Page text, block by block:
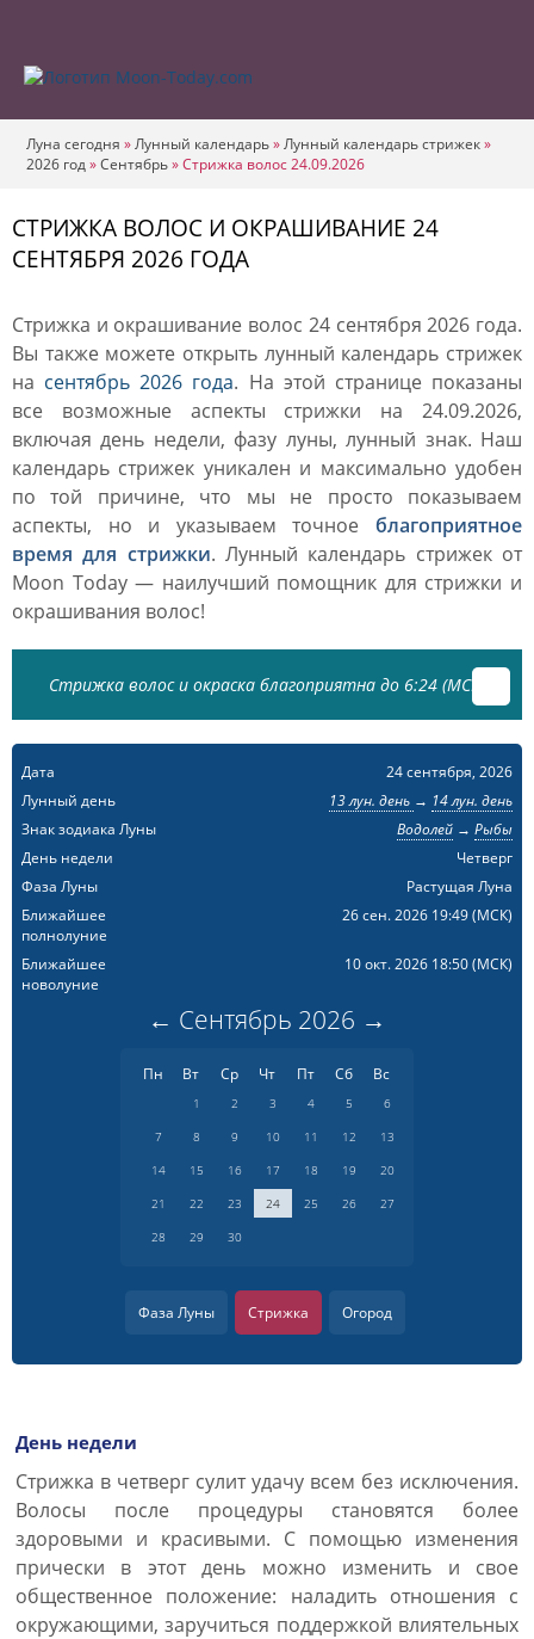
Луна сегодня »Лунный календарь»Лунный календарь стрижек»
2026 год»Сентябрь»Стрижка волос 24.09.2026
СТРИЖКА ВОЛОС И ОКРАШИВАНИЕ 24
СЕНТЯБРЯ 2026 ГОДА
Стрижка и окрашивание волос 24 сентября 2026 года.
Вы также можете открыть лунный календарь стрижек
на сентябрь 2026 года. На этой странице показаны
все возможные аспекты стрижки на 24.09.2026,
включая день недели, фазу луны, лунный знак. Наш
календарь стрижек уникален и максимально удобен
по той причине, что мы не просто показываем
аспекты, но и указываем точное благоприятное
время для стрижки. Лунный календарь стрижек от
Moon Today — наилучший помощник для стрижки и
окрашивания волос!
Стрижка волос и окраска благоприятна до 6:24 (МСК)
Дата
24 сентября, 2026
Лунный день
13 лун. день → 14 лун. день
Знак зодиака Луны
Водолей→ Рыбы
День недели
Четверг
Фаза Луны
Растущая Луна
Ближайшее
полнолуние
26 сен. 2026 19:49(МСК)
Ближайшее
новолуние
10 окт. 2026 18:50(МСК)
← Сентябрь 2026 →
Пн Вт Ср Чт Пт Сб Вс
1 2 3 4 5
6
7
8 9 10 11 12
13
14
15 16 17 18 19
20
21
22 23 24 25 26
27
28
29 30
Фаза Луны Стрижка Огород
День недели
Cтрижка в четверг сулит удачу всем без исключения.
Волосы после процедуры становятся более
здоровыми и красивыми. С помощью изменения
прически в этот день можно изменить и свое
общественное положение: наладить отношения с
окружающими, заручиться поддержкой влиятельных